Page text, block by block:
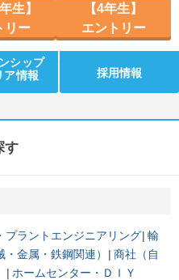
生】
リー
【4年生】
エントリー
シップ
ア情報
採用情報
す
プラントエンジニアリング 輸
・金属・鉄鋼関連）
商社（自
ホームセンター・ＤＩＹ